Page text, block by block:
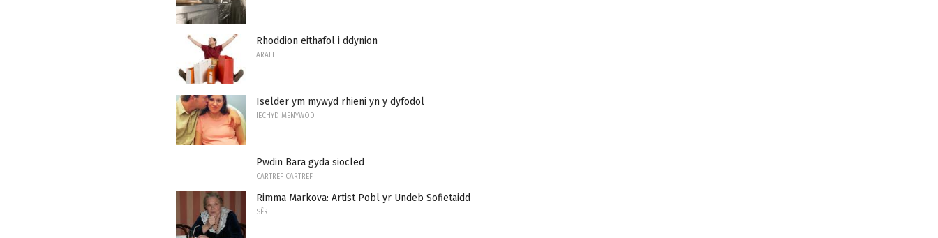
Rhoddion eithafol i ddynion
ARALL
Iselder ym mywyd rhieni yn y dyfodol
IECHYD MENYWOD
Pwdin Bara gyda siocled
CARTREF CARTREF
Rimma Markova: Artist Pobl yr Undeb Sofietaidd
SÊR